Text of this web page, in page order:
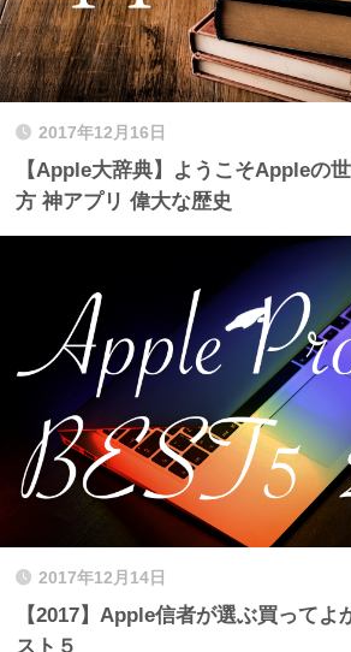
2017年12月16日
【Apple大辞典】ようこそAppleの
方 神アプリ 偉大な歴史
2017年12月14日
【2017】Apple信者が選ぶ買って
スト５